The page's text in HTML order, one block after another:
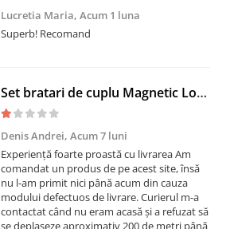
Lucretia Maria, Acum 1 luna
Superb! Recomand
Set bratari de cuplu Magnetic Love, cu magnet, snur reglabil cu nod
Denis Andrei, Acum 7 luni
Experiență foarte proastă cu livrarea Am
comandat un produs de pe acest site, însă
nu l-am primit nici până acum din cauza
modului defectuos de livrare. Curierul m-a
contactat când nu eram acasă și a refuzat să
se deplaseze aproximativ 200 de metri până